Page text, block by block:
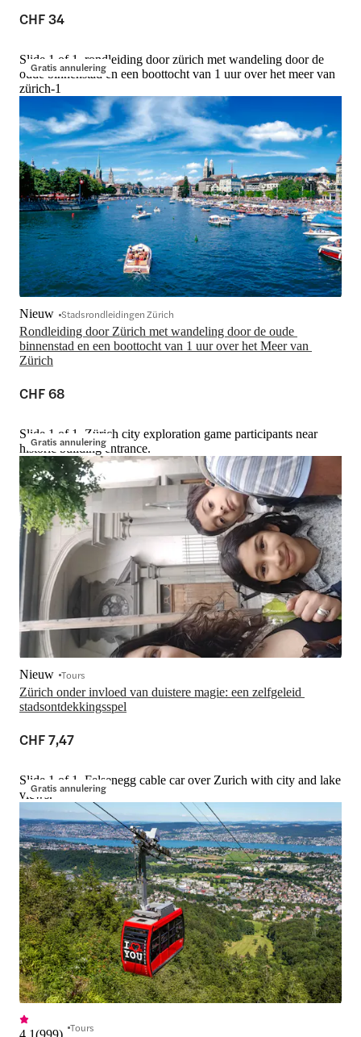
CHF 34
Gratis annulering
Slide 1 of 1, rondleiding door zürich met wandeling door de
oude binnenstad en een boottocht van 1 uur over het meer van
zürich-1
Rondleiding door Zürich met wandeling door de oude
binnenstad en een boottocht van 1 uur over het Meer van
Zürich
Nieuw Stadsrondleidingen Zürich
CHF 68
Gratis annulering
Slide 1 of 1, Zürich city exploration game participants near
historic building entrance.
Zürich onder invloed van duistere magie: een zelfgeleid
stadsontdekkingsspel
Nieuw Tours
CHF 7,47
Gratis annulering
Slide 1 of 1, Felsenegg cable car over Zurich with city and lake
views.
4,1(999) Tours